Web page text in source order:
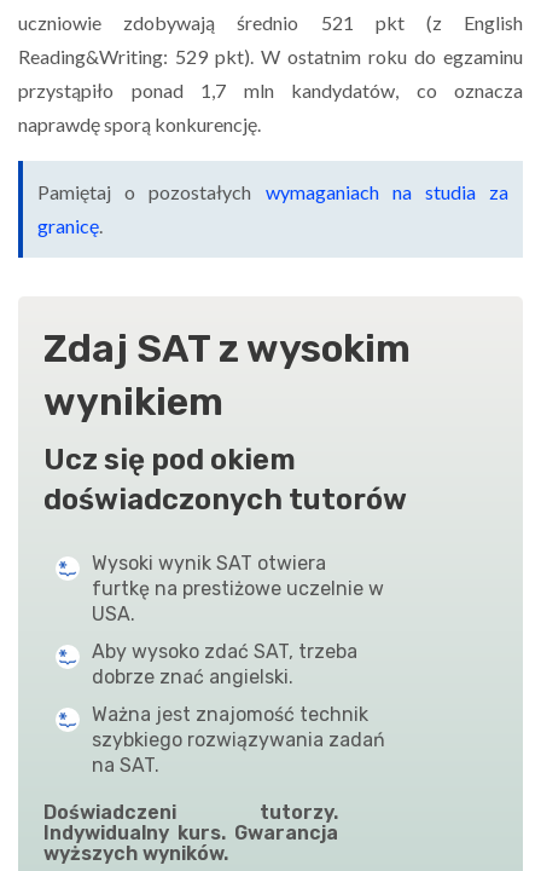
uczniowie zdobywają średnio 521 pkt (z English
Reading&Writing: 529 pkt). W ostatnim roku do egzaminu
przystąpiło ponad 1,7 mln kandydatów, co oznacza
naprawdę sporą konkurencję.
Pamiętaj o pozostałych wymaganiach na studia za
granicę.
Zdaj SAT z wysokim
wynikiem
Ucz się pod okiem
doświadczonych tutorów
Wysoki wynik SAT otwiera
furtkę na prestiżowe uczelnie w
USA.
Aby wysoko zdać SAT, trzeba
dobrze znać angielski.
Ważna jest znajomość technik
szybkiego rozwiązywania zadań
na SAT.
Doświadczeni tutorzy.
Indywidualny kurs. Gwarancja
wyższych wyników.